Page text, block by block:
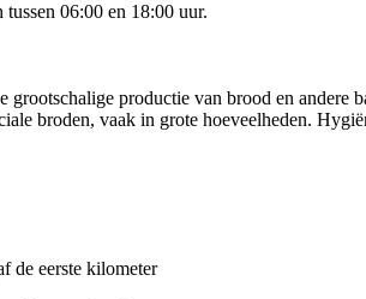
06:00 en 18:00 uur.
productie van brood en
broden, vaak in grote hoeveelheden.
de eerste kilometer